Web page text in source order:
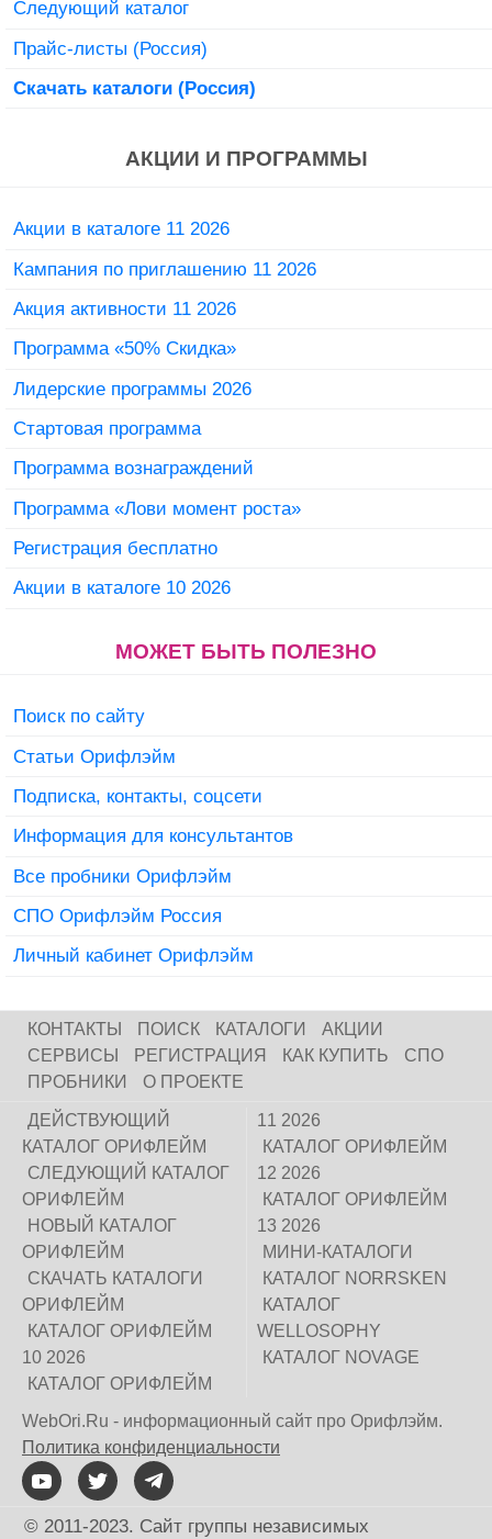
Следующий каталог
Прайс-листы (Россия)
Скачать каталоги (Россия)
АКЦИИ И ПРОГРАММЫ
Акции в каталоге 11 2026
Кампания по приглашению 11 2026
Акция активности 11 2026
Программа «50% Скидка»
Лидерские программы 2026
Стартовая программа
Программа вознаграждений
Программа «Лови момент роста»
Регистрация бесплатно
Акции в каталоге 10 2026
МОЖЕТ БЫТЬ ПОЛЕЗНО
Поиск по сайту
Статьи Орифлэйм
Подписка, контакты, соцсети
Информация для консультантов
Все пробники Орифлэйм
СПО Орифлэйм Россия
Личный кабинет Орифлэйм
КОНТАКТЫ ПОИСК КАТАЛОГИ
АКЦИИ
СЕРВИСЫ
РЕГИСТРАЦИЯ КАК КУПИТЬ
СПО
ПРОБНИКИ
О ПРОЕКТЕ
ДЕЙСТВУЮЩИЙ
КАТАЛОГ ОРИФЛЕЙМ
СЛЕДУЮЩИЙ КАТАЛОГ
ОРИФЛЕЙМ
НОВЫЙ КАТАЛОГ
ОРИФЛЕЙМ
СКАЧАТЬ КАТАЛОГИ
ОРИФЛЕЙМ
КАТАЛОГ ОРИФЛЕЙМ
10 2026
КАТАЛОГ ОРИФЛЕЙМ
11 2026
КАТАЛОГ ОРИФЛЕЙМ
12 2026
КАТАЛОГ ОРИФЛЕЙМ
13 2026
МИНИ-КАТАЛОГИ
КАТАЛОГ NORRSKEN
КАТАЛОГ
WELLOSOPHY
КАТАЛОГ NOVAGE
WebOri.Ru - информационный сайт про Орифлэйм.
Политика конфиденциальности
© 2011-2023. Сайт группы независимых